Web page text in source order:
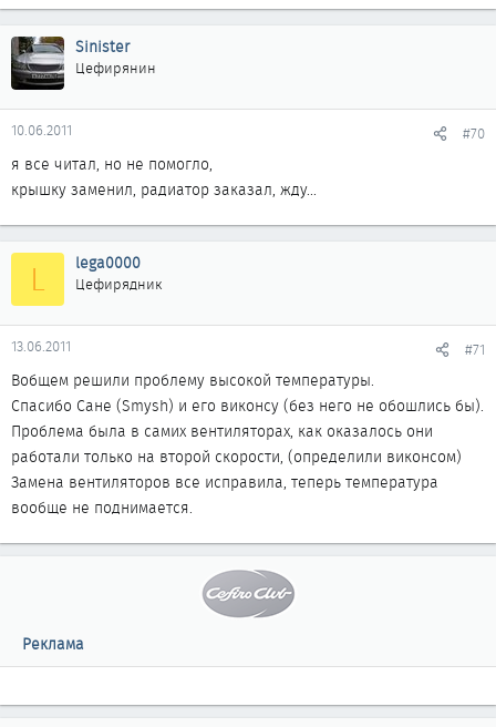
по компу до 110-112 градусов, стрелка показывает на 9 часов. У
помпы лепестки не могли гореть, т.к. они там алюминивые и
Sinister
Цефирянин
10.06.2011 #70
я все читал, но не помогло,
крышку заменил, радиатор заказал, жду...
L lega0000
Цефирядник
13.06.2011 #71
Вобщем решили проблему высокой температуры.
Спасибо Сане (Smysh) и его виконсу (без него не обошлись бы).
Проблема была в самих вентиляторах, как оказалось они
работали только на второй скорости, (определили виконсом)
Замена вентиляторов все исправила, теперь температура
вообще не поднимается.
Реклама